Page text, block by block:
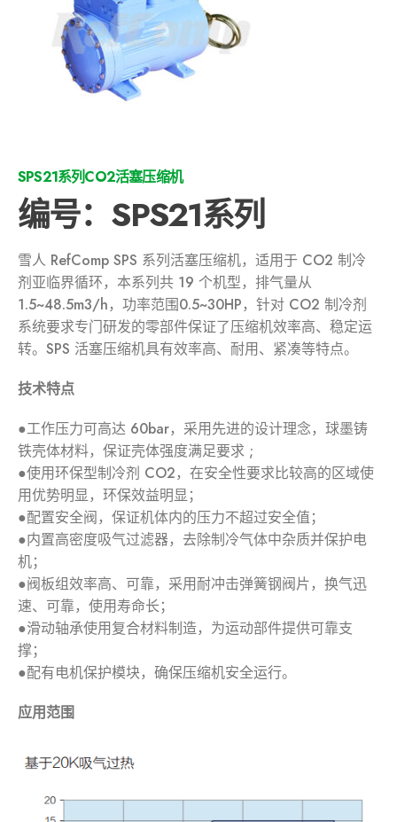
SPS21系列CO2活塞压缩机
编号：SPS21系列
雪人 RefComp SPS 系列活塞压缩机，适用于 CO2 制冷
剂亚临界循环，本系列共 19 个机型，排气量从
1.5~48.5m3/h，功率范围0.5~30HP，针对 CO2 制冷剂
系统要求专门研发的零部件保证了压缩机效率高、稳定运
转。SPS 活塞压缩机具有效率高、耐用、紧凑等特点。
技术特点
●工作压力可高达 60bar，采用先进的设计理念，球墨铸
铁壳体材料，保证壳体强度满足要求 ;
●使用环保型制冷剂 CO2，在安全性要求比较高的区域使
用优势明显，环保效益明显；
●配置安全阀，保证机体内的压力不超过安全值；
●内置高密度吸气过滤器，去除制冷气体中杂质并保护电
机；
●阀板组效率高、可靠，采用耐冲击弹簧钢阀片，换气迅
速、可靠，使用寿命长；
●滑动轴承使用复合材料制造，为运动部件提供可靠支
撑；
●配有电机保护模块，确保压缩机安全运行。
应用范围